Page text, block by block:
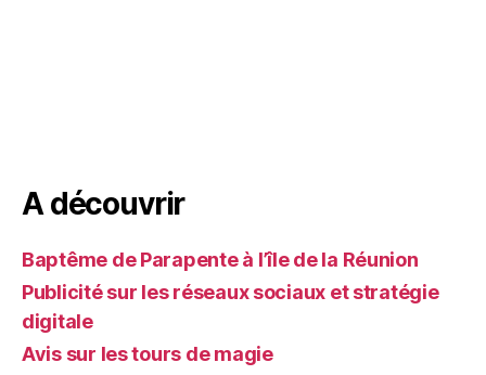
A découvrir
Baptême de Parapente à l’île de la Réunion
Publicité sur les réseaux sociaux et stratégie
digitale
Avis sur les tours de magie